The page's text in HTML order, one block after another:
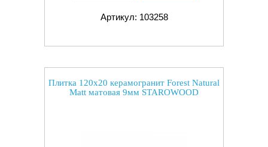
Артикул: 103258
Плитка 120x20 керамогранит Forest Natural
Matt матовая 9мм STAROWOOD